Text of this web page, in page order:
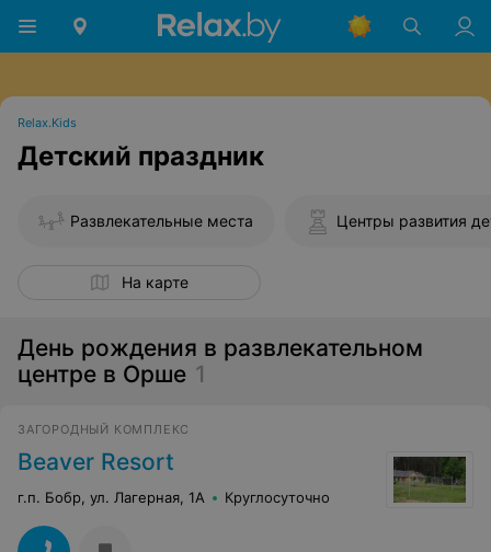
Relax.Kids
Детский праздник
Развлекательные места Центры развития
На карте
День рождения в развлекательном
центре в Орше 1
ЗАГОРОДНЫЙ КОМПЛЕКС
Beaver Resort
г.п. Бобр, ул. Лагерная, 1А Круглосуточно